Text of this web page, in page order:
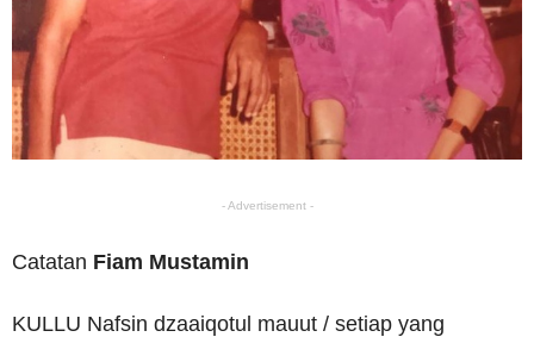
- Advertisement -
Catatan Fiam Mustamin
KULLU Nafsin dzaaiqotul mauut / setiap yang